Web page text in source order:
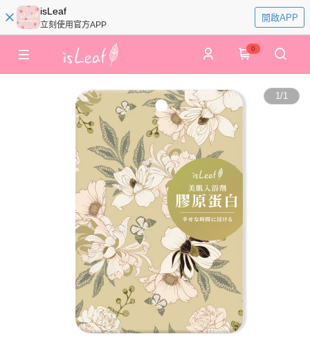
isLeaf
立刻使用官方APP
開啟APP
0
1/1